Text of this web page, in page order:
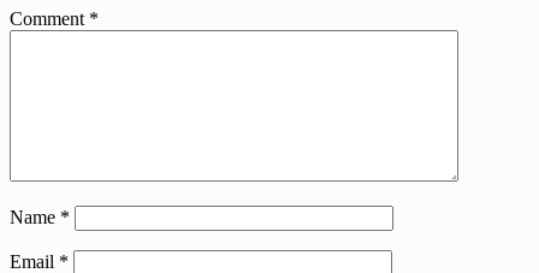
Comment *
Name *
Email *